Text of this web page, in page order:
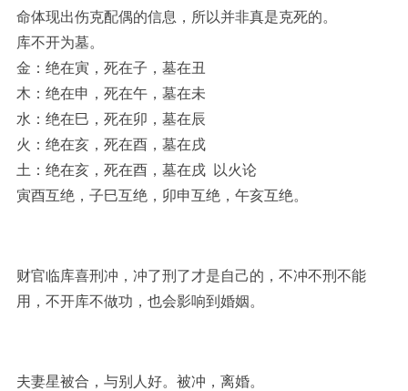
命体现出伤克配偶的信息，所以并非真是克死的。
库不开为墓。
金：绝在寅，死在子，墓在丑
木：绝在申，死在午，墓在未
水：绝在巳，死在卯，墓在辰
火：绝在亥，死在酉，墓在戌
土：绝在亥，死在酉，墓在戌 以火论
寅酉互绝，子巳互绝，卯申互绝，午亥互绝。
财官临库喜刑冲，冲了刑了才是自己的，不冲不刑不能
用，不开库不做功，也会影响到婚姻。
夫妻星被合，与别人好。被冲，离婚。